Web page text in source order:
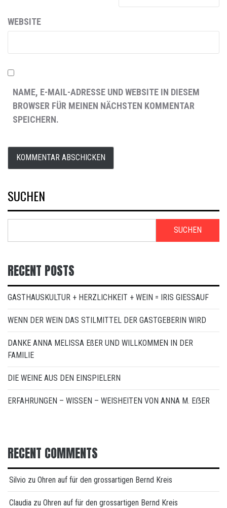
WEBSITE
NAME, E-MAIL-ADRESSE UND WEBSITE IN DIESEM
BROWSER FÜR MEINEN NÄCHSTEN KOMMENTAR
SPEICHERN.
SUCHEN
SUCHEN
RECENT POSTS
GASTHAUSKULTUR + HERZLICHKEIT + WEIN = IRIS GIESSAUF
WENN DER WEIN DAS STILMITTEL DER GASTGEBERIN WIRD
DANKE ANNA MELISSA EßER UND WILLKOMMEN IN DER
FAMILIE
DIE WEINE AUS DEN EINSPIELERN
ERFAHRUNGEN – WISSEN – WEISHEITEN VON ANNA M. EẞER
RECENT COMMENTS
Silvio zu Ohren auf für den grossartigen Bernd Kreis
Claudia zu Ohren auf für den grossartigen Bernd Kreis